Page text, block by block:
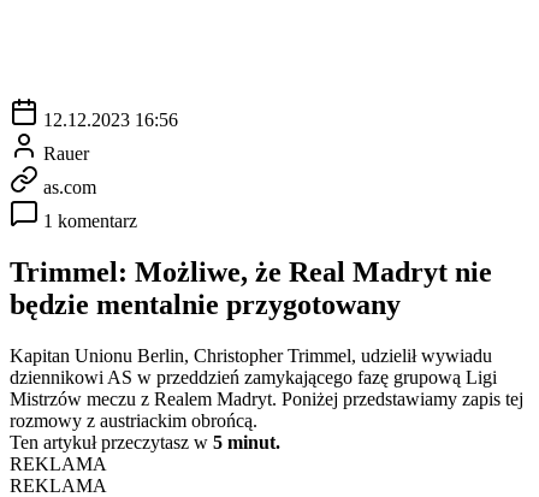
12.12.2023 16:56
Rauer
as.com
1 komentarz
Trimmel: Możliwe, że Real Madryt nie
będzie mentalnie przygotowany
Kapitan Unionu Berlin, Christopher Trimmel, udzielił wywiadu
dziennikowi AS w przeddzień zamykającego fazę grupową Ligi
Mistrzów meczu z Realem Madryt. Poniżej przedstawiamy zapis tej
rozmowy z austriackim obrońcą.
Ten artykuł przeczytasz w 5 minut.
REKLAMA
REKLAMA